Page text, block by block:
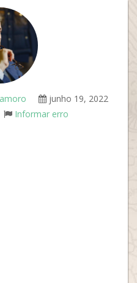
junho 19, 2022
Informar erro